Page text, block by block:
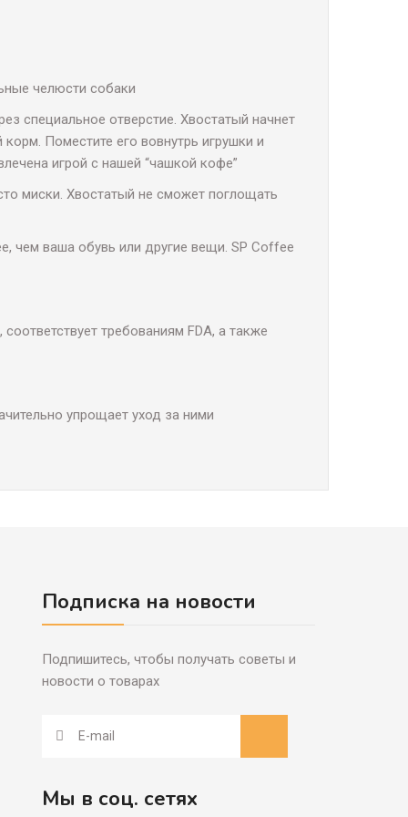
челюсти собаки
специальное отверстие. Хвостатый начнет
Поместите его вовнутрь игрушки и
игрой с нашей “чашкой кофе”
миски. Хвостатый не сможет поглощать
ваша обувь или другие вещи. SP Coffee
требованиям FDA, а также
упрощает уход за ними
Подписка на новости
Подпишитесь, чтобы получать советы и
новости о товарах
Мы в соц. сетях